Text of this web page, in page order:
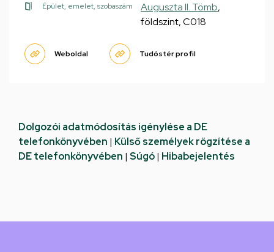
Épület, emelet, szobaszám Auguszta II. Tömb,
földszint, C018
Weboldal Tudóstér profil
Dolgozói adatmódosítás igénylése a DE
telefonkönyvében | Külső személyek rögzítése a
DE telefonkönyvében | Súgó| Hibabejelentés